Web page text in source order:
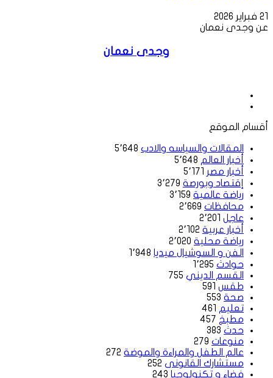
21 فبراير 2026
عن وجدى نعمان
وجدى نعمان
أقسام الموقع
المقالات والسياسه والادب 5٬648
أخبار العالم 5٬648
أخبار مصر 5٬171
إقتصاد وبورصة 3٬279
رياضة عالمية 3٬159
محافظات 2٬669
عاجل 2٬201
أخبار عربية 2٬102
رياضة محلية 2٬020
الفن و السوشيال ميديا 1٬948
حوادث 1٬295
القسم الديني 755
طقس 591
صحة 553
تعليم 461
مطبخ 457
حدث 383
منوعات 279
عالم الطفل والمراءة والموضة 272
مستشارك القانونى 252
فضاء و تكنولوجيا 243